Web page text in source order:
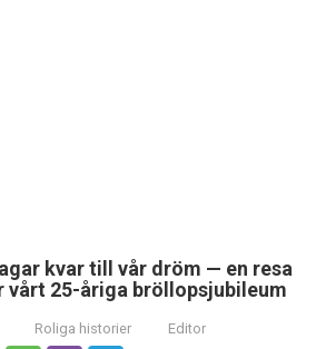
kvar till vår dröm — en resa
25-åriga bröllopsjubileum
Roliga historier Editor